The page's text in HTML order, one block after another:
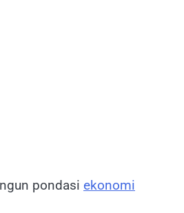
pondasi ekonomi